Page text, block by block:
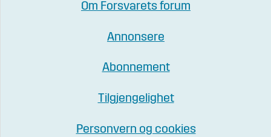
Om Forsvarets forum
Annonsere
Abonnement
Tilgjengelighet
Personvern og cookies